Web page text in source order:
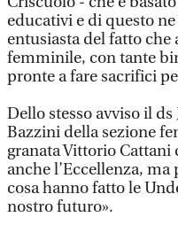
educativi e di questo
entusiasta del fatto che
femminile, con tante
pronte a fare sacrifici
Dello stesso avviso il
Bazzini della sezione
granata Vittorio Cattani
anche l’Eccellenza,
cosa hanno fatto le
nostro futuro».